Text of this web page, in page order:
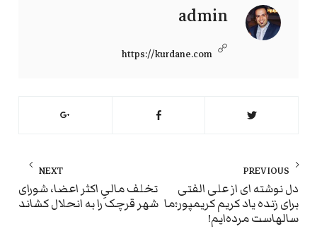
admin
https://kurdane.com
راهبری
نوشته
PREVIOUS
Previous
post:
دل نوشته ای از علی الفتی
برای زنده یاد کریم کریمپور؛ما
سالهاست مرده‌ایم!
NEXT
تخلف مالیِ اکثر اعضا، شورای
شهر قرچک را به انحلال کشاند